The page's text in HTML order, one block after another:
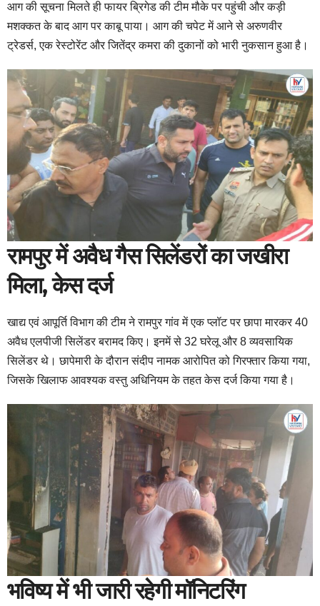
आग की सूचना मिलते ही फायर ब्रिगेड की टीम मौके पर पहुंची और कड़ी
मशक्कत के बाद आग पर काबू पाया। आग की चपेट में आने से अरुणवीर
ट्रेडर्स, एक रेस्टोरेंट और जितेंद्र कमरा की दुकानों को भारी नुकसान हुआ है।
रामपुर में अवैध गैस सिलेंडरों का जखीरा
मिला, केस दर्ज
खाद्य एवं आपूर्ति विभाग की टीम ने रामपुर गांव में एक प्लॉट पर छापा मारकर 40
अवैध एलपीजी सिलेंडर बरामद किए। इनमें से 32 घरेलू और 8 व्यवसायिक
सिलेंडर थे। छापेमारी के दौरान संदीप नामक आरोपित को गिरफ्तार किया गया,
जिसके खिलाफ आवश्यक वस्तु अधिनियम के तहत केस दर्ज किया गया है।
भविष्य में भी जारी रहेगी मॉनिटरिंग